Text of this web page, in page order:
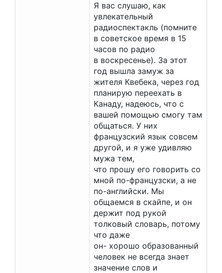
Я вас слушаю, как
увлекательный
радиоспектакль (помните
в советское время в 15
часов по радио
в воскресенье). За этот
год вышла замуж за
жителя Квебека, через год
планирую переехать в
Канаду, надеюсь, что с
вашей помощью смогу там
общаться. У них
французский язык совсем
другой, и я уже удивляю
мужа тем,
что прошу его говорить со
мной по-французски, а не
по-английски. Мы
общаемся в скайпе, и он
держит под рукой
толковый словарь, потому
что даже
он- хорошо образованный
человек не всегда знает
значение слов и